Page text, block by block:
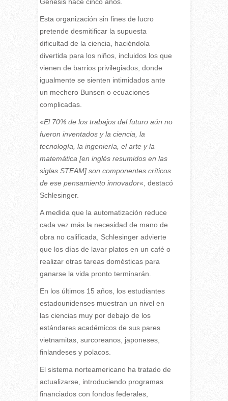
Esta organización sin fines de lucro
pretende desmitificar la supuesta
dificultad de la ciencia, haciéndola
divertida para los niños, incluidos los que
vienen de barrios privilegiados, donde
igualmente se sienten intimidados ante
un mechero Bunsen o ecuaciones
complicadas.
«El 70% de los trabajos del futuro aún no
fueron inventados y la ciencia, la
tecnología, la ingeniería, el arte y la
matemática [en inglés resumidos en las
siglas STEAM] son componentes críticos
de ese pensamiento innovador«, destacó
Schlesinger.
A medida que la automatización reduce
cada vez más la necesidad de mano de
obra no calificada, Schlesinger advierte
que los días de lavar platos en un café o
realizar otras tareas domésticas para
ganarse la vida pronto terminarán.
En los últimos 15 años, los estudiantes
estadounidenses muestran un nivel en
las ciencias muy por debajo de los
estándares académicos de sus pares
vietnamitas, surcoreanos, japoneses,
finlandeses y polacos.
El sistema norteamericano ha tratado de
actualizarse, introduciendo programas
financiados con fondos federales,